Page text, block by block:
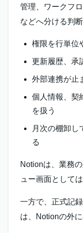
管理、ワークフ
などへ分ける判断
権限を行単位
更新履歴、承
外部連携が止
個人情報、契
を扱う
月次の棚卸し
る
Notionは、業務
ュー画面として
一方で、正式記
は、Notionの外